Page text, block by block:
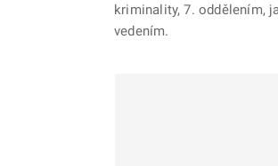
kriminality, 7. oddělením,
vedením.